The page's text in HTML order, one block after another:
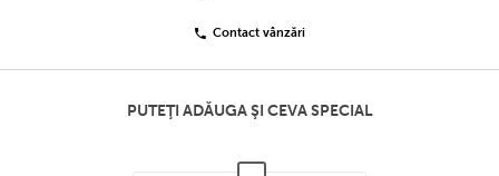
Contact vânzări
PUTEŢI ADĂUGA ŞI CEVA SPECIAL